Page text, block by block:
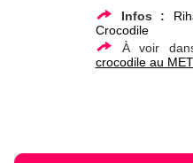
Infos :
Crocodile
À voir
crocodile au